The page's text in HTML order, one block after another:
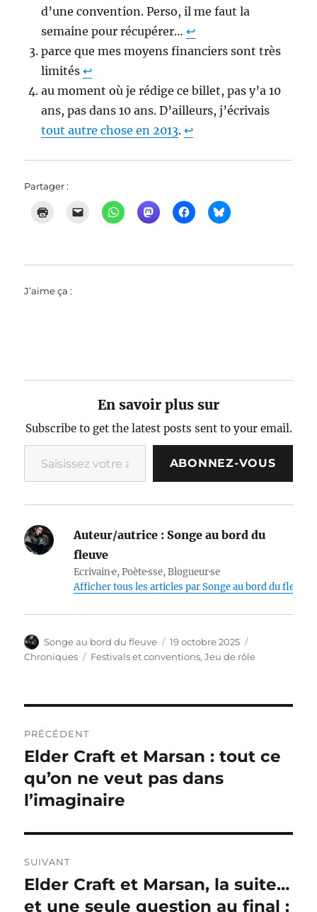
d’une convention. Perso, il me faut la
semaine pour récupérer…↩︎
parce que mes moyens financiers sont très
limités↩︎
au moment où je rédige ce billet, pas y’a 10
ans, pas dans 10 ans. D’ailleurs, j’écrivais
tout autre chose en 2013.↩︎
Partager :
J’aime ça :
En savoir plus sur
Subscribe to get the latest posts sent to your email.
Saisissez votre adresse e-mail…
ABONNEZ-VOUS
Auteur/autrice : Songe au bord du
fleuve
Ecrivain·e, Poète·sse, Blogueur·se
Afficher tous les articles par Songe au bord du fleuve
Auteur
Songe au bord du fleuve
Publié
le
19 octobre 2025
Chroniques
Étiquettes
Festivals et conventions,Jeu de rôle
de
l’article
PRÉCÉDENT
Publication
précédente :
Elder Craft et Marsan : tout ce
qu’on ne veut pas dans
l’imaginaire
SUIVANT
Publication
suivante :
Elder Craft et Marsan, la suite…
et une seule question au final :